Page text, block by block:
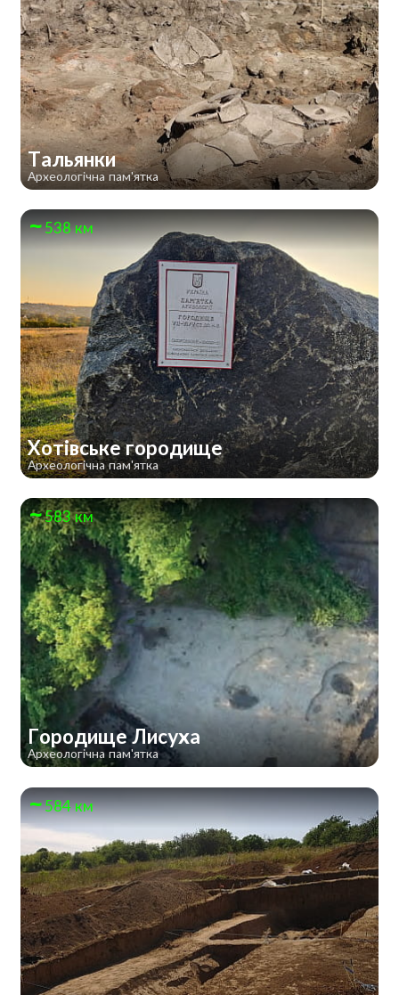
Тальянки
Археологічна пам'ятка
538 км
Хотівське городище
Археологічна пам'ятка
583 км
Городище Лисуха
Археологічна пам'ятка
584 км